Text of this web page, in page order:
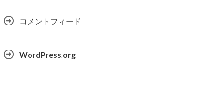
コメントフィード
WordPress.org